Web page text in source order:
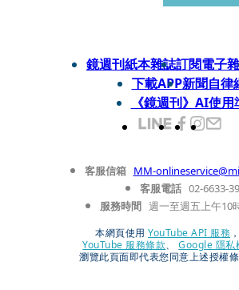
鏡週刊紙本雜誌訂閱電子
下載APP新聞自律
《鏡週刊》AI使用
客服信箱 MM-
客服電話 02-6633-
服務時間 週一至週五上午10
本網頁使用 YouTube API 服務
YouTube 服務條款、
Google 隱私
瀏覽此頁面即代表您同意上述授權